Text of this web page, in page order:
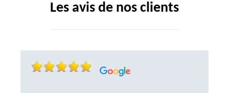
Les avis de nos clients